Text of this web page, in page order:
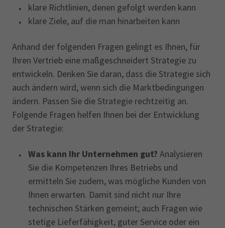
klare Richtlinien, denen gefolgt werden kann
klare Ziele, auf die man hinarbeiten kann
Anhand der folgenden Fragen gelingt es Ihnen, für
Ihren Vertrieb eine maßgeschneidert Strategie zu
entwickeln. Denken Sie daran, dass die Strategie sich
auch ändern wird, wenn sich die Marktbedingungen
ändern. Passen Sie die Strategie rechtzeitig an.
Folgende Fragen helfen Ihnen bei der Entwicklung
der Strategie:
Was kann Ihr Unternehmen gut? Analysieren
Sie die Kompetenzen Ihres Betriebs und
ermitteln Sie zudem, was mögliche Kunden von
Ihnen erwarten. Damit sind nicht nur Ihre
technischen Stärken gemeint; auch Fragen wie
stetige Lieferfähigkeit, guter Service oder ein